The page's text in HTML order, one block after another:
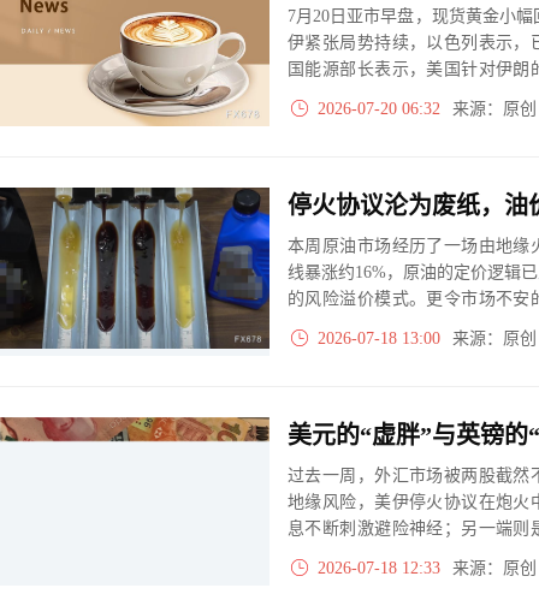
7月20日亚市早盘，现货黄金小
伊紧张局势持续，以色列表示，
国能源部长表示，美国针对伊
球安全提醒，增加地缘的不确
制金价涨幅。
2026-07-20 06:32 来源：原
本周原油市场经历了一场由地缘
线暴涨约16%，原油的定价逻辑
的风险溢价模式。更令市场不
下降，而伊朗对胡塞武装发出的
条替代航道也推向了风口浪尖。
2026-07-18 13:00 来源：原
过去一周，外汇市场被两股截然
地缘风险，美伊停火协议在炮火
息不断刺激避险神经；另一端
的加息预期退潮，将美元指数从
2026-07-18 12:33 来源：原